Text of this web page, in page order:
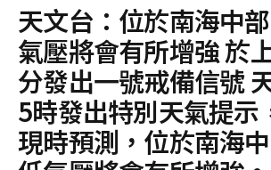
天文台：位於南海中
氣壓將會有所增強 於
分發出一號戒備信號
5時發出特別天氣提示
現時預測，位於南海